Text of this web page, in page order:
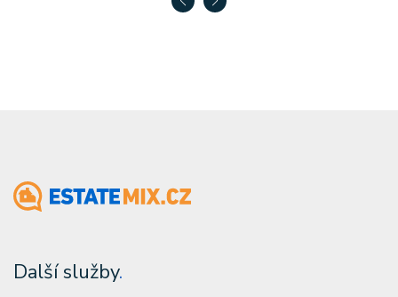
Další služby.